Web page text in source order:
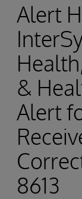
Alert
&
Alert
8613